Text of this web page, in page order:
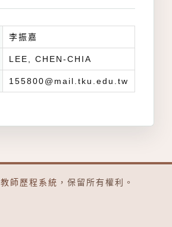
李振嘉
LEE, CHEN-CHIA
155800@mail.tku.edu.tw
教師歷程系統 ，保留所有權利。